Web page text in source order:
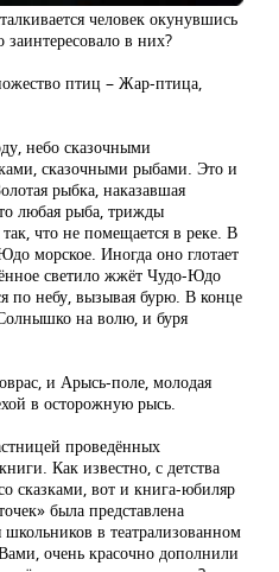
человек окунувшись
в них?
птиц – Жар-птица,
небо сказочными
сказочными рыбами. Это и
рыбка, наказавшая
любая рыба, трижды
что не помещается в реке. В
морское. Иногда оно глотает
светило жжёт Чудо-Юдо
по небу, вызывая бурю. В конце
на волю, и буря
и Арысь-поле, молодая
в осторожную рысь.
проведённых
Как известно, с детства
сказками, вот и книга-юбиляр
была представлена
в театрализованном
очень красочно дополнили